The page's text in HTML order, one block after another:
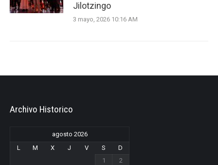
Jilotzingo
3 mayo, 2026 10:16 AM
Archivo Historico
agosto 2026
L
M X J V S
D
1
2